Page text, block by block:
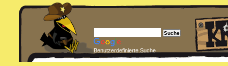
Benutzerdefinierte Suche